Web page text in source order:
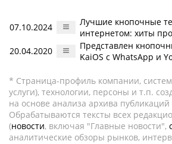
07.10.2024
Лучшие кнопочные
интернетом: хиты
20.04.2020
Представлен
KaiOS с WhatsApp и
* Страница-профиль компании,
услуги), технологии, персоны и т.п.
на основе анализа архива публикаций
Обрабатываются тексты всех
(новости, включая "Главные новости",
аналитические обзоры рынков,